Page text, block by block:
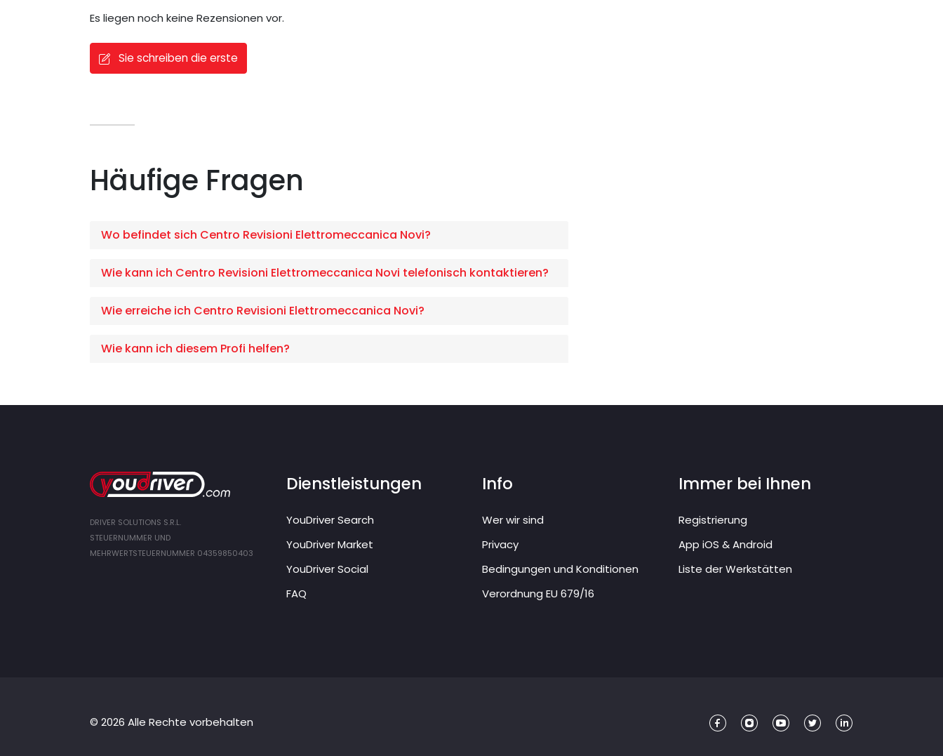
Es liegen noch keine Rezensionen vor.
Sie schreiben die erste
Häufige Fragen
Wo befindet sich Centro Revisioni Elettromeccanica Novi?
Wie kann ich Centro Revisioni Elettromeccanica Novi telefonisch kontaktieren?
Wie erreiche ich Centro Revisioni Elettromeccanica Novi?
Wie kann ich diesem Profi helfen?
DRIVER SOLUTIONS S.R.L.
STEUERNUMMER UND
MEHRWERTSTEUERNUMMER 04359850403
Dienstleistungen
YouDriver Search
YouDriver Market
YouDriver Social
FAQ
Info
Wer wir sind
Privacy
Bedingungen und Konditionen
Verordnung EU 679/16
Immer bei Ihnen
Registrierung
App iOS & Android
Liste der Werkstätten
© 2026 Alle Rechte vorbehalten